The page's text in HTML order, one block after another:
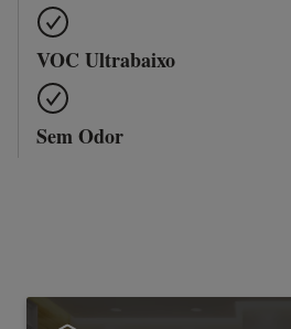
VOC Ultrabaixo
Sem Odor